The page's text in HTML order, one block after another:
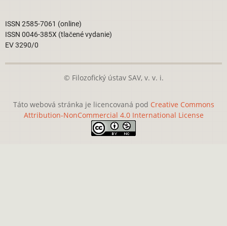
ISSN 2585-7061 (online)
ISSN 0046-385X (tlačené vydanie)
EV 3290/0
© Filozofický ústav SAV, v. v. i.
Táto webová stránka je licencovaná pod Creative Commons
Attribution-NonCommercial 4.0 International License